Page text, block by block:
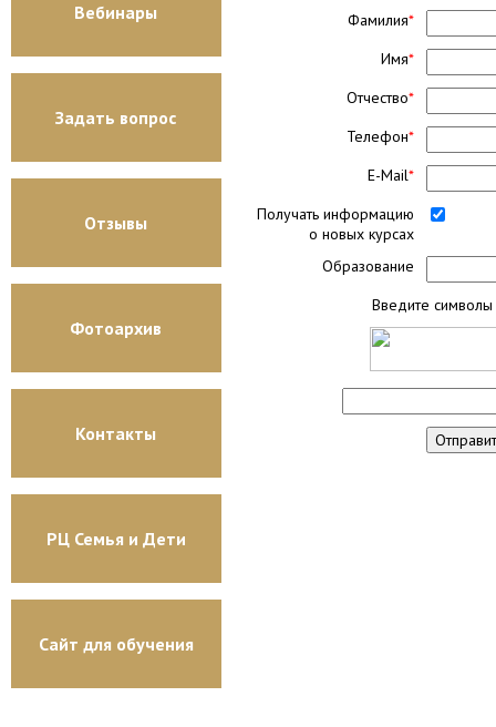
Вебинары
Задать вопрос
Отзывы
Фотоархив
Контакты
РЦ Семья и Дети
Сайт для обучения
Фамилия*
Имя*
Отчество*
Телефон*
E-Mail*
Получать информацию
о новых курсах
Образование
Введите символы